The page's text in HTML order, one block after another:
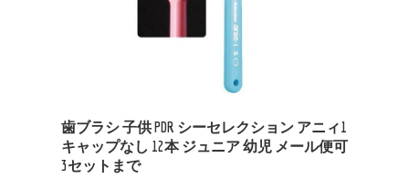
歯ブラシ 子供 PDR シーセレクション アニィ1
キャップなし 12本 ジュニア 幼児 メール便可
3セットまで